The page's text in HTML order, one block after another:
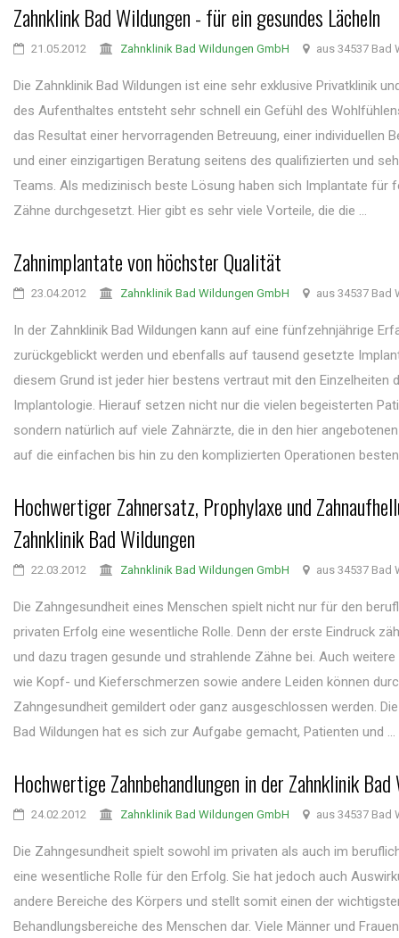
Zahnklink Bad Wildungen - für ein gesundes Lächeln
21.05.2012 Zahnklinik Bad Wildungen GmbH aus 34537 Bad
Die Zahnklinik Bad Wildungen ist eine sehr exklusive Privatklinik
des Aufenthaltes entsteht sehr schnell ein Gefühl des
das Resultat einer hervorragenden Betreuung, einer individuellen
und einer einzigartigen Beratung seitens des qualifizierten und
Teams. Als medizinisch beste Lösung haben sich Implantate für
Zähne durchgesetzt. Hier gibt es sehr viele Vorteile, die die ...
Zahnimplantate von höchster Qualität
23.04.2012 Zahnklinik Bad Wildungen GmbH aus 34537 Bad
In der Zahnklinik Bad Wildungen kann auf eine fünfzehnjährige
zurückgeblickt werden und ebenfalls auf tausend gesetzte
diesem Grund ist jeder hier bestens vertraut mit den Einzelheiten
Implantologie. Hierauf setzen nicht nur die vielen begeisterten
sondern natürlich auf viele Zahnärzte, die in den hier
auf die einfachen bis hin zu den komplizierten Operationen
Hochwertiger Zahnersatz, Prophylaxe und
Zahnklinik Bad Wildungen
22.03.2012 Zahnklinik Bad Wildungen GmbH aus 34537 Bad
Die Zahngesundheit eines Menschen spielt nicht nur für den
privaten Erfolg eine wesentliche Rolle. Denn der erste Eindruck
und dazu tragen gesunde und strahlende Zähne bei. Auch
wie Kopf- und Kieferschmerzen sowie andere Leiden können
Zahngesundheit gemildert oder ganz ausgeschlossen werden.
Bad Wildungen hat es sich zur Aufgabe gemacht, Patienten und ...
Hochwertige Zahnbehandlungen in der Zahnklinik
24.02.2012 Zahnklinik Bad Wildungen GmbH aus 34537 Bad
Die Zahngesundheit spielt sowohl im privaten als auch im
eine wesentliche Rolle für den Erfolg. Sie hat jedoch auch
andere Bereiche des Körpers und stellt somit einen der
Behandlungsbereiche des Menschen dar. Viele Männer und